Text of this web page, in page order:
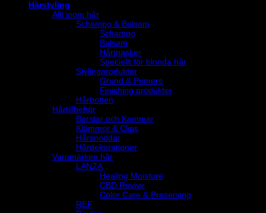
Hårstyling
Allt inom hår
Schampo & Balsam
Schampo
Balsam
Hårmasker
Speciellt för blonda hår
Stylingprodukter
Grund & Primers
Finishing produkter
Hårbotten
Hårtillbehör
Borstar och Kammar
Klämmor & Clips
Hårsnoddar
Hårdekorationer
Varumärken hår
LANZA
Healing Moisture
CBD Revive
Color Care & Preserving
REF